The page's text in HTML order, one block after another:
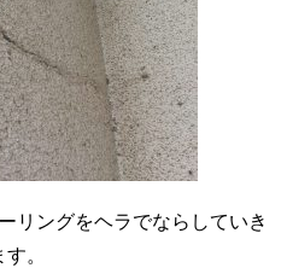
リングをヘラでならしていき
す。